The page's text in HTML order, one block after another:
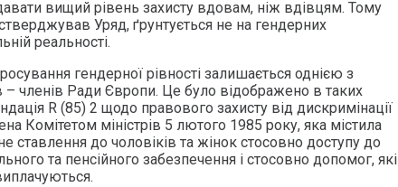
вищий рівень захисту вдовам, ніж вдівцям. Тому
Уряд, ґрунтується не на гендерних
реальності.
гендерної рівності залишається однією з
членів Ради Європи. Це було відображено в таких
R (85) 2 щодо правового захисту від дискримінації
Комітетом міністрів 5 лютого 1985 року, яка містила
ставлення до чоловіків та жінок стосовно доступу до
та пенсійного забезпечення і стосовно допомог, які